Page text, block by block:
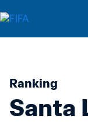
Ranking
Santa